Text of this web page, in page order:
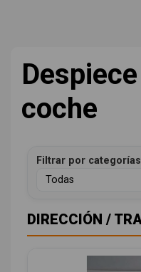
coche
Filtrar por categorías
DIRECCIÓN /